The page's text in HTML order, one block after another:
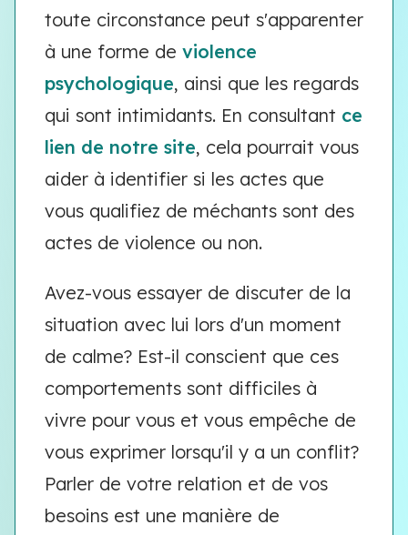
toute circonstance peut s'apparenter
à une forme de violence
psychologique, ainsi que les regards
qui sont intimidants. En consultant ce
lien de notre site, cela pourrait vous
aider à identifier si les actes que
vous qualifiez de méchants sont des
actes de violence ou non.
Avez-vous essayer de discuter de la
situation avec lui lors d'un moment
de calme? Est-il conscient que ces
comportements sont difficiles à
vivre pour vous et vous empêche de
vous exprimer lorsqu'il y a un conflit?
Parler de votre relation et de vos
besoins est une manière de